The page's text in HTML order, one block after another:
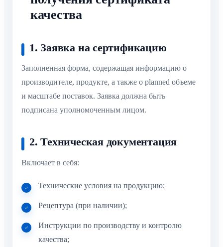
качества
1. Заявка на сертификацию
Заполненная форма, содержащая информацию о
производителе, продукте, а также о planned объеме
и масштабе поставок. Заявка должна быть
подписана уполномоченным лицом.
2. Техническая документация
Включает в себя:
Технические условия на продукцию;
Рецептура (при наличии);
Инструкции по производству и контролю
качества;